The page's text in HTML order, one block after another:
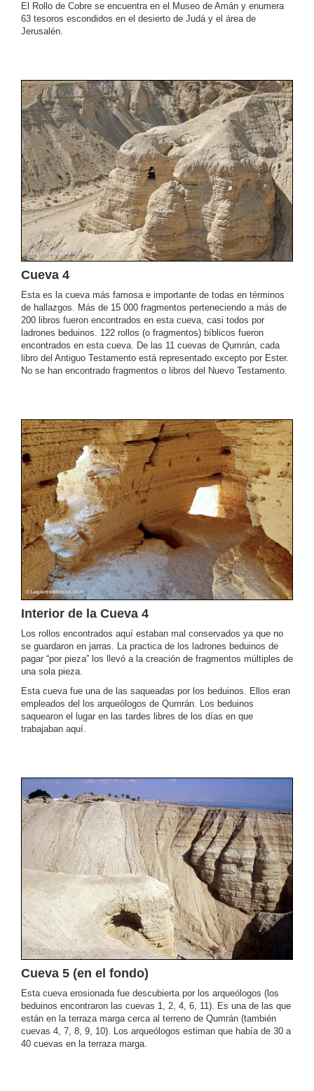
El Rollo de Cobre se encuentra en el Museo de Amán y enumera
63 tesoros escondidos en el desierto de Judá y el área de
Jerusalén.
Cueva 4
Esta es la cueva más famosa e importante de todas en términos
de hallazgos. Más de 15 000 fragmentos perteneciendo a más de
200 libros fueron encontrados en esta cueva, casi todos por
ladrones beduinos. 122 rollos (o fragmentos) bíblicos fueron
encontrados en esta cueva. De las 11 cuevas de Qumrán, cada
libro del Antiguo Testamento está representado excepto por Ester.
No se han encontrado fragmentos o libros del Nuevo Testamento.
Interior de la Cueva 4
Los rollos encontrados aquí estaban mal conservados ya que no
se guardaron en jarras. La practica de los ladrones beduinos de
pagar “por pieza” los llevó a la creación de fragmentos múltiples de
una sola pieza.
Esta cueva fue una de las saqueadas por los beduinos. Ellos eran
empleados del los arqueólogos de Qumrán. Los beduinos
saquearon el lugar en las tardes libres de los días en que
trabajaban aquí.
Cueva 5 (en el fondo)
Esta cueva erosionada fue descubierta por los arqueólogos (los
beduinos encontraron las cuevas 1, 2, 4, 6, 11). Es una de las que
están en la terraza marga cerca al terreno de Qumrán (también
cuevas 4, 7, 8, 9, 10). Los arqueólogos estiman que había de 30 a
40 cuevas en la terraza marga.